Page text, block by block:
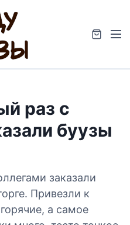
M
раз с
буузы
заказали
Привезли к
а самое